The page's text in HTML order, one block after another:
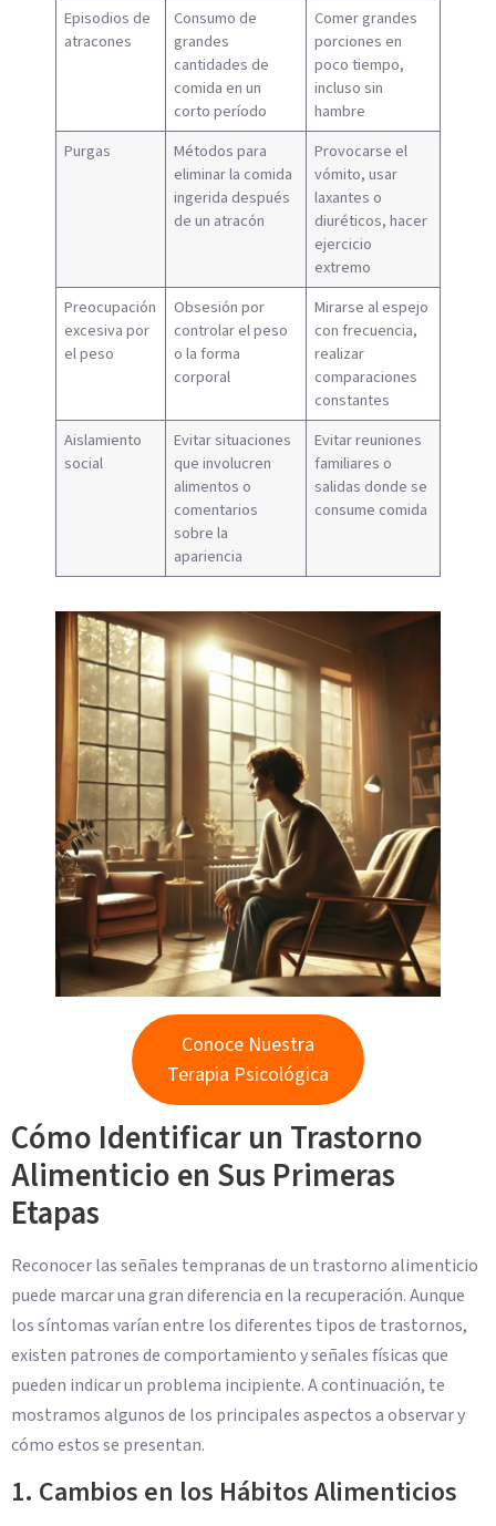
Episodios de
atracones
Consumo de
grandes
cantidades de
comida en un
corto período
Comer grandes
porciones en
poco tiempo,
incluso sin
hambre
Purgas
Métodos para
eliminar la comida
ingerida después
de un atracón
Provocarse el
vómito, usar
laxantes o
diuréticos, hacer
ejercicio
extremo
Preocupación
excesiva por
el peso
Obsesión por
controlar el peso
o la forma
corporal
Mirarse al espejo
con frecuencia,
realizar
comparaciones
constantes
Aislamiento
social
Evitar situaciones
que involucren
alimentos o
comentarios
sobre la
apariencia
Evitar reuniones
familiares o
salidas donde se
consume comida
Conoce Nuestra
Terapia Psicológica
Cómo Identificar un Trastorno
Alimenticio en Sus Primeras
Etapas
Reconocer las señales tempranas de un trastorno alimenticio
puede marcar una gran diferencia en la recuperación. Aunque
los síntomas varían entre los diferentes tipos de trastornos,
existen patrones de comportamiento y señales físicas que
pueden indicar un problema incipiente. A continuación, te
mostramos algunos de los principales aspectos a observar y
cómo estos se presentan.
1. Cambios en los Hábitos Alimenticios